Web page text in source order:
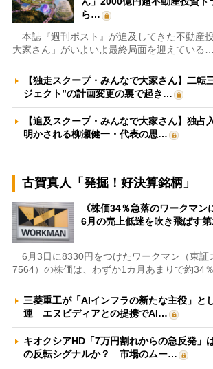
ら…
本誌『週刊ポスト』が追及してきた不動産
大家さん」がいよいよ最終局面を迎えている…
【独走スクープ・みんなで大家さん】二転
ジェクト”の計画変更の裏で起き…
【追及スクープ・みんなで大家さん】独占
明かされる柳瀬健一・代表の思…
古賀真人「発掘！好決算銘柄」
《株価34％急落のワークマン
6月の売上低迷を吹き飛ばす
6月3日に8330円をつけたワークマン（東証
7564）の株価は、わずか1カ月あまりで約34
三菱重工が「AIインフラの新たな主役」と
運 エヌビディアとの提携でAI…
キオクシアHD「7万円割れからの急反発」
の反転シグナルか？ 市場のムー…